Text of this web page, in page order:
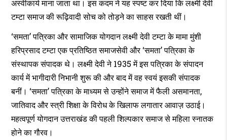
अस्वीकार्य माना जाता था। इस कदम ने यह स्पष्ट कर दिया कि लक्ष्मी देवी
टम्टा समाज की रूढ़िवादी सोच को तोड़ने का साहस रखती थीं।
‘समता’ पत्रिका और सामाजिक योगदान लक्ष्मी देवी टम्टा के मामा मुंशी
हरिप्रसाद टम्टा एक प्रतिष्ठित समाजसेवी और ‘समता’ पत्रिका के
संस्थापक संपादक थे। लक्ष्मी देवी ने 1935 में इस पत्रिका के संपादन
कार्य में भागीदारी निभानी शुरू की और बाद में वह स्वयं इसकी संपादक
बनीं। ‘समता’ पत्रिका के माध्यम से उन्होंने समाज में फैली असमानता,
जातिवाद और स्त्री शिक्षा के विरोध के खिलाफ लगातार आवाज़ उठाई।
महत्वपूर्ण योगदान उत्तराखंड की पहली शिल्पकार समाज से महिला स्नातक
होने का गौरव।